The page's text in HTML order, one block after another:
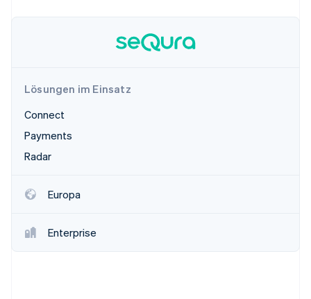
Climate
Lösungen im Einsatz
Connect
Payments
Radar
Europa
Enterprise